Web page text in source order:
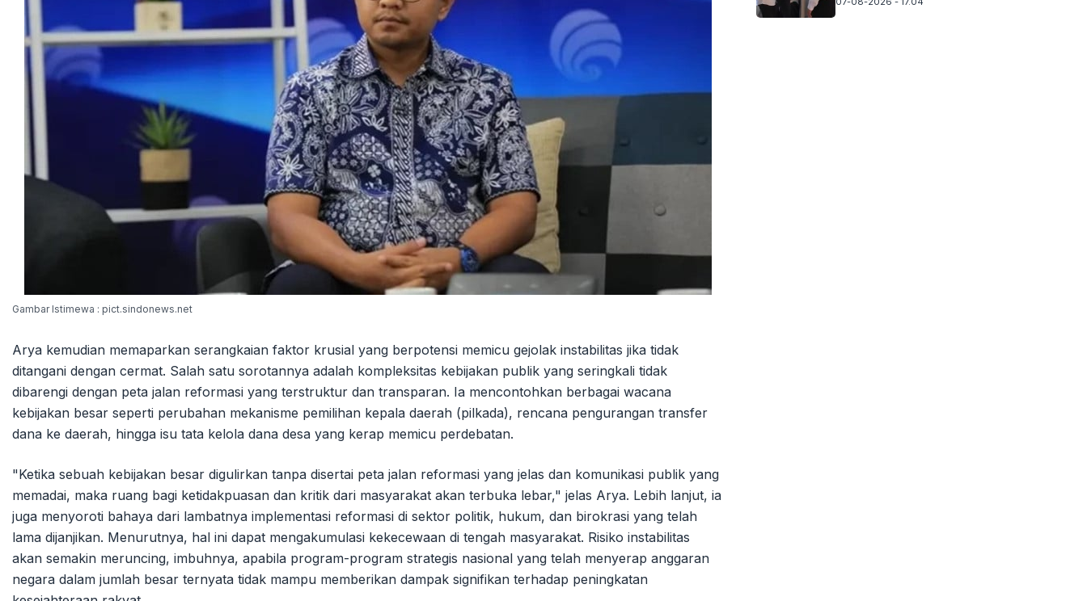
Gambar Istimewa : pict.sindonews.net
Arya kemudian memaparkan serangkaian faktor krusial yang berpotensi memicu gejolak instabilitas jika tidak
ditangani dengan cermat. Salah satu sorotannya adalah kompleksitas kebijakan publik yang seringkali tidak
dibarengi dengan peta jalan reformasi yang terstruktur dan transparan. Ia mencontohkan berbagai wacana
kebijakan besar seperti perubahan mekanisme pemilihan kepala daerah (pilkada), rencana pengurangan transfer
dana ke daerah, hingga isu tata kelola dana desa yang kerap memicu perdebatan.
"Ketika sebuah kebijakan besar digulirkan tanpa disertai peta jalan reformasi yang jelas dan komunikasi publik yang
memadai, maka ruang bagi ketidakpuasan dan kritik dari masyarakat akan terbuka lebar," jelas Arya. Lebih lanjut, ia
juga menyoroti bahaya dari lambatnya implementasi reformasi di sektor politik, hukum, dan birokrasi yang telah
lama dijanjikan. Menurutnya, hal ini dapat mengakumulasi kekecewaan di tengah masyarakat. Risiko instabilitas
akan semakin meruncing, imbuhnya, apabila program-program strategis nasional yang telah menyerap anggaran
negara dalam jumlah besar ternyata tidak mampu memberikan dampak signifikan terhadap peningkatan